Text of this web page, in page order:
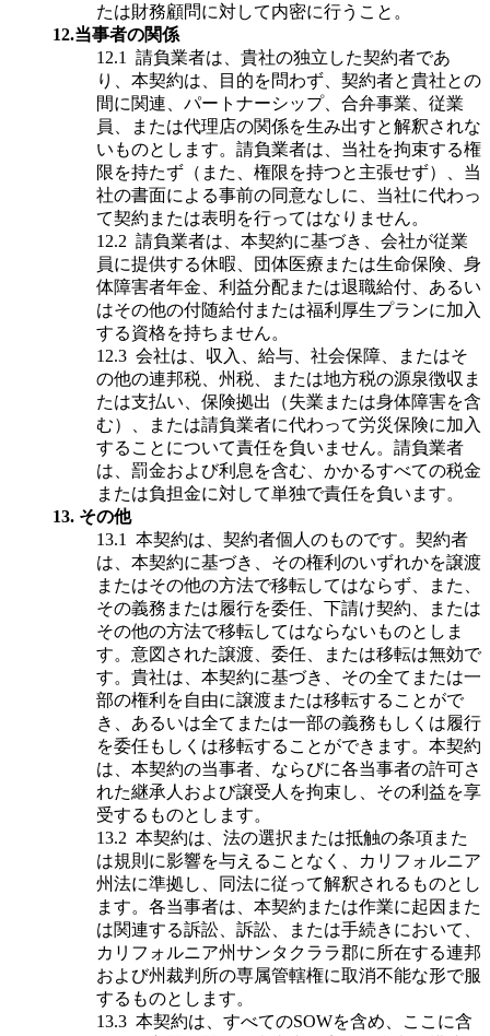
たは財務顧問に対して内密に行うこと。
12.当事者の関係
12.1
請負業者は、貴社の独立した契約者であ
り、本契約は、目的を問わず、契約者と貴社との
間に関連、パートナーシップ、合弁事業、従業
員、または代理店の関係を生み出すと解釈されな
いものとします。請負業者は、当社を拘束する権
限を持たず（また、権限を持つと主張せず）、当
社の書面による事前の同意なしに、当社に代わっ
て契約または表明を行ってはなりません。
12.2 請負業者は、本契約に基づき、会社が従業
員に提供する休暇、団体医療または生命保険、身
体障害者年金、利益分配または退職給付、あるい
はその他の付随給付または福利厚生プランに加入
する資格を持ちません。
12.3 会社は、収入、給与、社会保障、またはそ
の他の連邦税、州税、または地方税の源泉徴収ま
たは支払い、保険拠出（失業または身体障害を含
む）、または請負業者に代わって労災保険に加入
することについて責任を負いません。請負業者
は、罰金および利息を含む、かかるすべての税金
または負担金に対して単独で責任を負います。
13. その他
13.1
本契約は、契約者個人のものです。契約者
は、本契約に基づき、その権利のいずれかを譲渡
またはその他の方法で移転してはならず、また、
その義務または履行を委任、下請け契約、または
その他の方法で移転してはならないものとしま
す。意図された譲渡、委任、または移転は無効で
す。貴社は、本契約に基づき、その全てまたは一
部の権利を自由に譲渡または移転することがで
き、あるいは全てまたは一部の義務もしくは履行
を委任もしくは移転することができます。本契約
は、本契約の当事者、ならびに各当事者の許可さ
れた継承人および譲受人を拘束し、その利益を享
受するものとします。
13.2 本契約は、法の選択または抵触の条項また
は規則に影響を与えることなく、カリフォルニア
州法に準拠し、同法に従って解釈されるものとし
ます。各当事者は、本契約または作業に起因また
は関連する訴訟、訴訟、または手続きにおいて、
カリフォルニア州サンタクララ郡に所在する連邦
および州裁判所の専属管轄権に取消不能な形で服
するものとします。
13.3 本契約は、すべてのSOWを含め、ここに含